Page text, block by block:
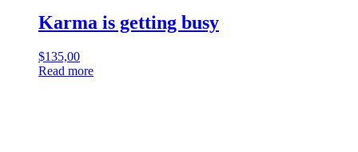
Karma is getting busy
$135,00
Read more